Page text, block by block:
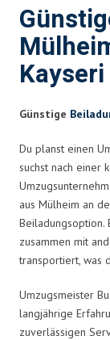
Kayseri
Günstige
Du planst einen
suchst nach einer
aus Mülheim an
zusammen mit
transportiert, was
Umzugsmeister
langjährige
zuverlässigen